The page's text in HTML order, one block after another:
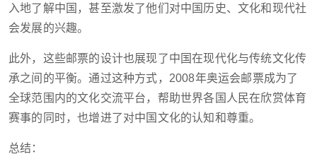
入地了解中国，甚至激发了他们对中国历史、文化和现代社
会发展的兴趣。
此外，这些邮票的设计也展现了中国在现代化与传统文化传
承之间的平衡。通过这种方式，2008年奥运会邮票成为了
全球范围内的文化交流平台，帮助世界各国人民在欣赏体育
赛事的同时，也增进了对中国文化的认知和尊重。
总结：